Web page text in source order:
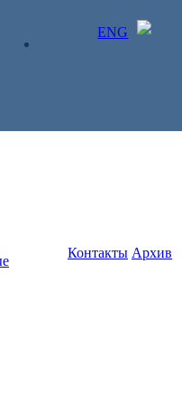
ENG
ЛИЧНЫЙ КАБИНЕТ
Контакты Архив